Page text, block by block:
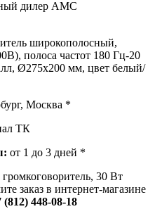
дилер AMC
широкополосный,
полоса частот 180 Гц-20
Ø275х200 мм, цвет белый/
Москва *
ТК
от 1 до 3 дней *
30 Вт
заказ в интернет-магазине
(812) 448-08-18